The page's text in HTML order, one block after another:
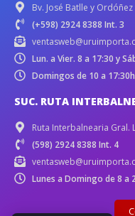
Bv. José Batlle y
(+598) 2924 8388 Int. 3
Lun. a Vier. 8 a 17:30 y
Domingos de 10 a
SUC. RUTA
Ruta Interbalnearia Gral.
(598) 2924 8388 Int. 4
Lunes a Domingo de 8 a